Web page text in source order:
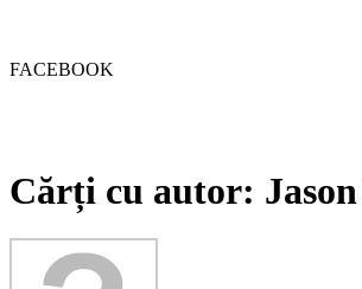
FACEBOOK
Cărți cu autor: